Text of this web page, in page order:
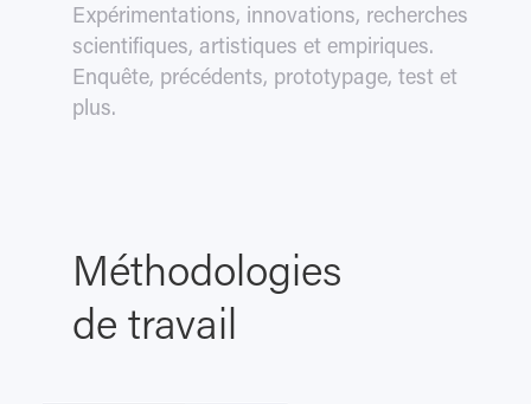
Expérimentations, innovations, recherches
scientifiques, artistiques et empiriques.
Enquête, précédents, prototypage, test et
plus.
Méthodologies
de travail